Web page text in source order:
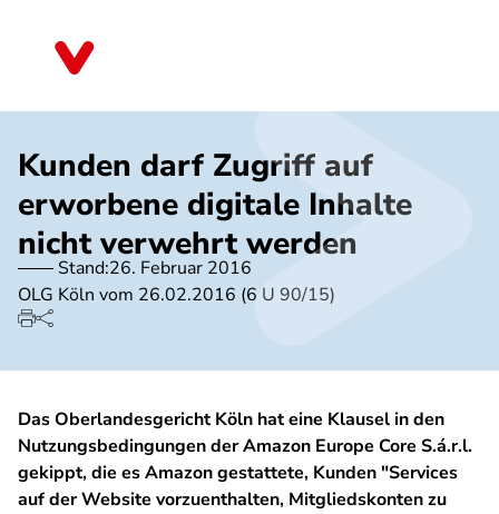
Kunden darf Zugriff auf
erworbene digitale Inhalte
nicht verwehrt werden
Stand:26. Februar 2016
OLG Köln vom 26.02.2016 (6 U 90/15)
Das Oberlandesgericht Köln hat eine Klausel in den
Nutzungsbedingungen der Amazon Europe Core S.á.r.l.
gekippt, die es Amazon gestattete, Kunden "Services
auf der Website vorzuenthalten, Mitgliedskonten zu